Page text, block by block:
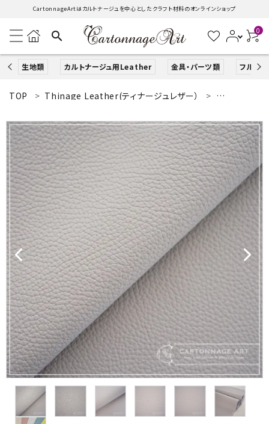
CartonnageArtはカルトナージュを中心としたクラフト材料のオンラインショップ
search 0
生地類 カルトナージュ用Leather 金具・パーツ類 フルキッ
search
ACCOUNT MENU
ようこそ ゲスト 様
ログイン 新規会員登録
生地類
カルトナージュLeather用
金具・パーツ類
フルキット
Jolipapier
デコレーション材料
道具類
TOP Thinage Leather(ティナージュレザー） Italian